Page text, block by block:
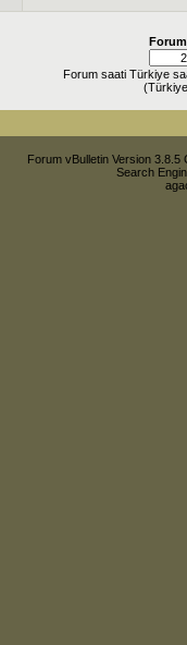
Forum saati Türkiye
Forum vBulletin Version
Search